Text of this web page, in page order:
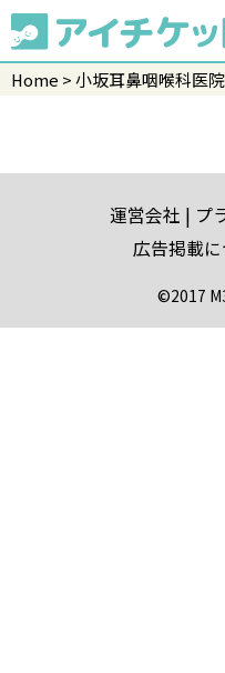
Home 小坂耳鼻咽喉科医院
運営会社
プ
広告掲載
©2017